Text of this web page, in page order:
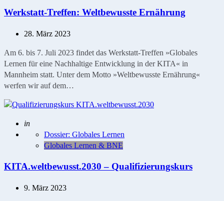
Werkstatt-Treffen: Weltbewusste Ernährung
28. März 2023
Am 6. bis 7. Juli 2023 findet das Werkstatt-Treffen »Globales
Lernen für eine Nachhaltige Entwicklung in der KITA« in
Mannheim statt. Unter dem Motto »Weltbewusste Ernährung«
werfen wir auf dem…
Geschrieben
in
Dossier: Globales Lernen
Globales Lernen & BNE
KITA.weltbewusst.2030 – Qualifizierungskurs
9. März 2023